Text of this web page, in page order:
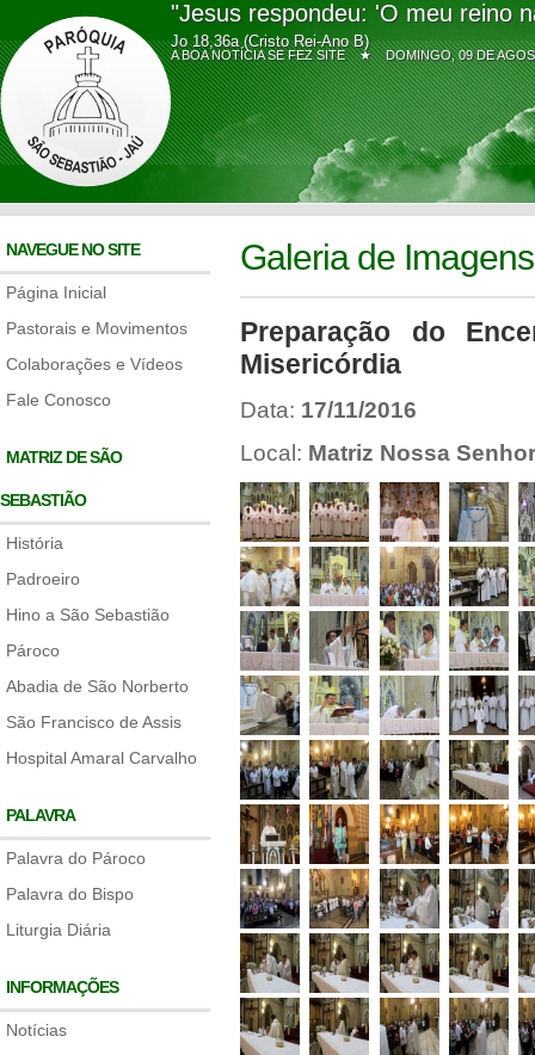
"Jesus respondeu: 'O meu reino
Jo 18,36a (Cristo Rei-Ano B)
A BOA NOTÍCIA SE FEZ SITE ★DOMINGO, 09 DE
NAVEGUE NO SITE
Página Inicial
Pastorais e Movimentos
Colaborações e Vídeos
Fale Conosco
MATRIZ DE SÃO
SEBASTIÃO
História
Padroeiro
Hino a São Sebastião
Pároco
Abadia de São Norberto
São Francisco de Assis
Hospital Amaral Carvalho
PALAVRA
Palavra do Pároco
Palavra do Bispo
Liturgia Diária
INFORMAÇÕES
Notícias
Galeria de Imagens
Preparação do
Misericórdia
Data: 17/11/2016
Local: Matriz Nossa